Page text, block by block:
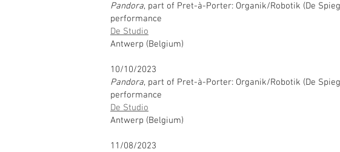
Pandora, part of Pret-à-Porter: Organik/Robotik (De
performance
De Studio
Antwerp (Belgium)
10/10/2023
Pandora, part of Pret-à-Porter: Organik/Robotik (De
performance
De Studio
Antwerp (Belgium)
11/08/2023